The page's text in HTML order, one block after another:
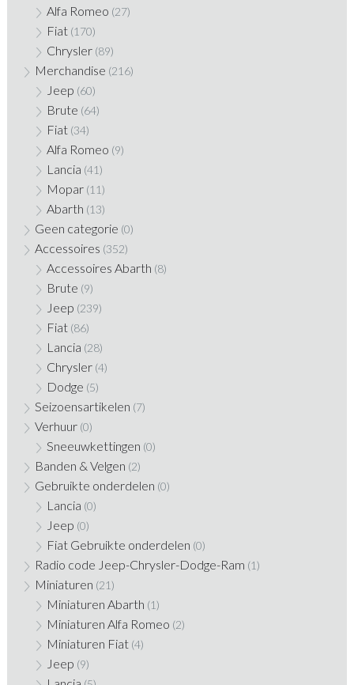
Alfa Romeo (27)
Fiat (170)
Chrysler (89)
Merchandise (216)
Jeep (60)
Brute (64)
Fiat (34)
Alfa Romeo (9)
Lancia (41)
Mopar (11)
Abarth (13)
Geen categorie (0)
Accessoires (352)
Accessoires Abarth (8)
Brute (9)
Jeep (239)
Fiat (86)
Lancia (28)
Chrysler (4)
Dodge (5)
Seizoensartikelen (7)
Verhuur (0)
Sneeuwkettingen (0)
Banden & Velgen (2)
Gebruikte onderdelen (0)
Lancia (0)
Jeep (0)
Fiat Gebruikte onderdelen (0)
Radio code Jeep-Chrysler-Dodge-Ram (1)
Miniaturen (21)
Miniaturen Abarth (1)
Miniaturen Alfa Romeo (2)
Miniaturen Fiat (4)
Jeep (9)